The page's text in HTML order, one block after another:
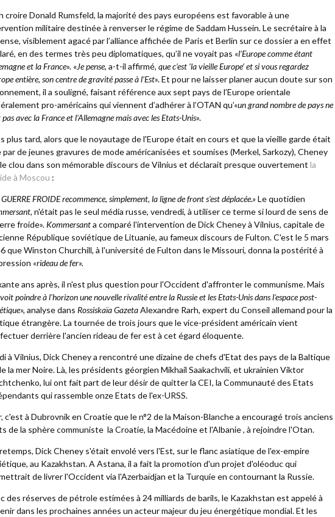
croire Donald Rumsfeld, la majorité des pays européens est favorable à une
militaire destinée à renverser le régime de Saddam Hussein. Le secrétaire à la
visiblement agacé par l’alliance affichée de Paris et Berlin sur ce dossier a en effet
en des termes très peu diplomatiques, qu’il ne voyait pas «l’Europe comme étant
et la France». «Je pense, a-t-il affirmé, que c’est ’la vieille Europe’ et si vous regardez
entière, son centre de gravité passe à l’Est». Et pour ne laisser planer aucun doute sur son
il a souligné, faisant référence aux sept pays de l’Europe orientale
pro-américains qui viennent d’adhérer à l’OTAN qu’«un grand nombre de pays ne
avec la France et l’Allemagne mais avec les Etats-Unis».
plus tard, alors que le noyautage de l'Europe était en cours et que la vieille garde était
par de jeunes gravures de mode américanisées et soumises (Merkel, Sarkozy), Cheney
clou dans son mémorable discours de Vilnius et déclarait presque ouvertement la
à Moscou :
FROIDE recommence, simplement, la ligne de front s'est déplacée.»Le quotidien
n'était pas le seul média russe, vendredi, à utiliser ce terme si lourd de sens de
froide». Kommersanta comparé l'intervention de Dick Cheney à Vilnius, capitale de
République soviétique de Lituanie, au fameux discours de Fulton. C'est le 5 mars
que Winston Churchill, à l'université de Fulton dans le Missouri, donna la postérité à
«rideau de fer».
ans après, il n'est plus question pour l'Occident d'affronter le communisme. Mais
poindre à l'horizon une nouvelle rivalité entre la Russie et les Etats-Unis dans l'espace post-
analyse dans Rossiskaïa GazetaAlexandre Rarh, expert du Conseil allemand pour la
étrangère. La tournée de trois jours que le vice-président américain vient
derrière l'ancien rideau de fer est à cet égard éloquente.
à Vilnius, Dick Cheney a rencontré une dizaine de chefs d'Etat des pays de la Baltique
la mer Noire. Là, les présidents géorgien Mikhail Saakachvili, et ukrainien Viktor
lui ont fait part de leur désir de quitter la CEI, la Communauté des Etats
qui rassemble onze Etats de l'ex-URSS.
c'est à Dubrovnik en Croatie que le n°2 de la Maison-Blanche a encouragé trois anciens
de la sphère communiste  la Croatie, la Macédoine et l'Albanie , à rejoindre l'Otan.
Dick Cheney s'était envolé vers l'Est, sur le flanc asiatique de l'ex-empire
au Kazakhstan. A Astana, il a fait la promotion d'un projet d'oléoduc qui
de livrer l'Occident via l'Azerbaïdjan et la Turquie en contournant la Russie.
des réserves de pétrole estimées à 24 milliards de barils, le Kazakhstan est appelé à
dans les prochaines années un acteur majeur du jeu énergétique mondial. Et les